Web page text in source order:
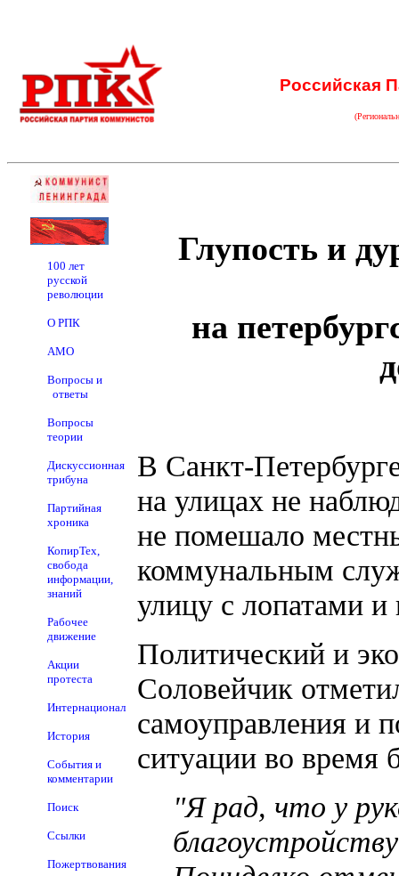
Российская
100 лет
русской
революции
О РПК
АМО
Вопросы и
ответы
Вопросы
теории
Дискуссионная
трибуна
Партийная
хроника
КопирТех,
свобода
информации,
знаний
Рабочее
движение
Акции
протеста
Интернационал
История
События и
комментарии
Поиск
Ссылки
Пожертвования
Глупость и
на
В Санкт-
на улицах не
не помешало
коммунальным
улицу с лопатами и
Политический и
Соловейчик
самоуправления и
ситуации во
"Я рад, что у